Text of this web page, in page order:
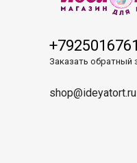
Заказать обратный
shop@ideyatort.ru